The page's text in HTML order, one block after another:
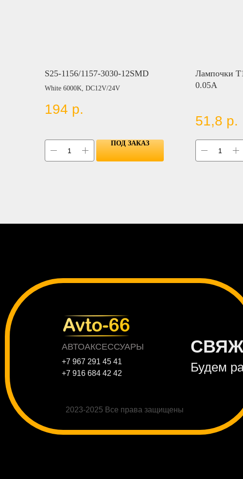
S25-1156/1157-3030-12SMD
White 6000K, DC12V/24V
194 р.
ПОД ЗАКАЗ
Лампочки
0.05A
51,8 р.
2023-2025 Все права защищены
Будем
АВТОАКСЕССУАРЫ
+7 967 291 45 41
+7 916 684 42 42